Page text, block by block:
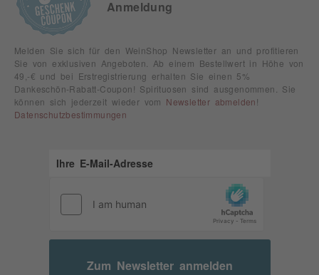
Anmeldung
Melden Sie sich für den WeinShop Newsletter an und profitieren
Sie von exklusiven Angeboten. Ab einem Bestellwert in Höhe von
49,-€ und bei Erstregistrierung erhalten Sie einen 5%
Dankeschön-Rabatt-Coupon! Spirituosen sind ausgenommen. Sie
können sich jederzeit wieder vom Newsletter abmelden !
Datenschutzbestimmungen
Zum Newsletter anmelden